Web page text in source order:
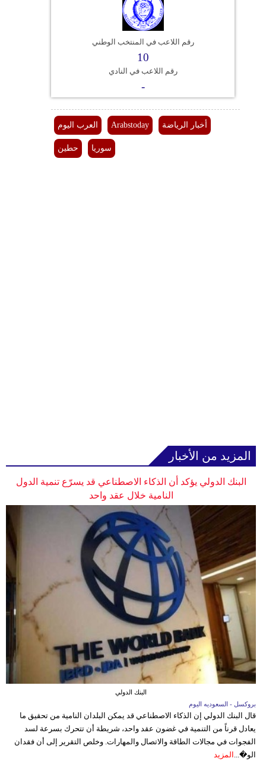
رقم اللاعب في المنتخب الوطني
10
رقم اللاعب في النادي
-
العرب اليوم Arabstoday أخبار الرياضة
حطين سوريا
المزيد من الأخبار
البنك الدولي يؤكد أن الذكاء الاصطناعي قد يسرّع تنمية الدول
النامية خلال عقد واحد
البنك الدولي
بروكسل - السعوديه اليوم
قال البنك الدولي إن الذكاء الاصطناعي قد يمكن البلدان النامية من تحقيق ما
يعادل قرناً من التنمية في غضون عقد واحد، شريطة أن تتحرك بسرعة لسد
الفجوات في مجالات الطاقة والاتصال والمهارات. وخلص التقرير إلى أن فقدان
الو�...
المزيد